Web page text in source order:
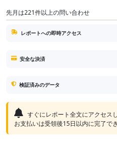
先月は221件以上の問い合わせ
レポートへの即時アクセス
安全な決済
検証済みのデータ
すぐにレポート全文にアクセス
お支払いは受領後15日以内に完了でき